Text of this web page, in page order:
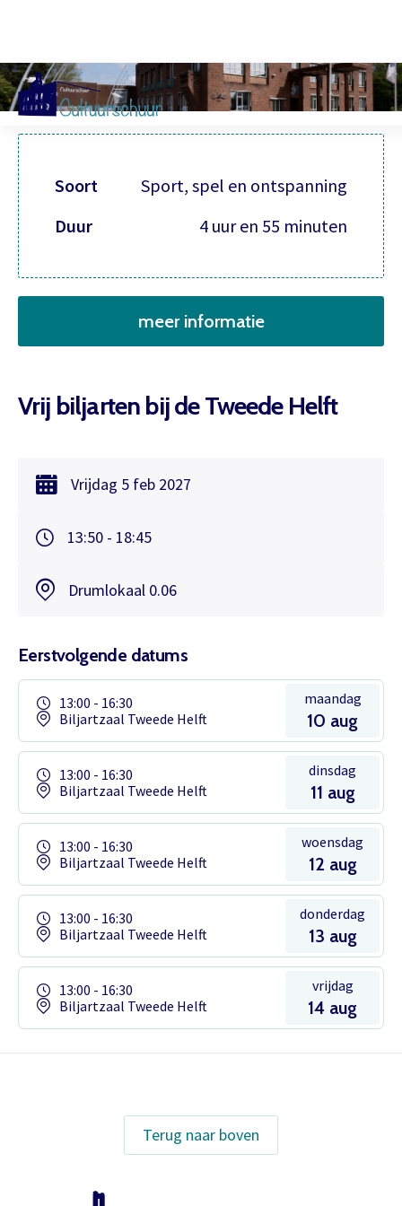
Inloggen
voorstellingen.
waardoor per voorstelling maar één
Vrij biljarten bij de Tweede Helft
Vrijdag 5 feb 2027
13:50 - 18:45
Drumlokaal 0.06
Eerstvolgende datums
13:00 - 16:30
Biljartzaal Tweede Helft
maandag
10 aug
13:00 - 16:30
Biljartzaal Tweede Helft
dinsdag
11 aug
13:00 - 16:30
Biljartzaal Tweede Helft
woensdag
12 aug
13:00 - 16:30
Biljartzaal Tweede Helft
donderdag
13 aug
13:00 - 16:30
Biljartzaal Tweede Helft
vrijdag
14 aug
Soort
Sport, spel en ontspanning
Duur
4 uur en 55 minuten
meer informatie
Terug naar boven